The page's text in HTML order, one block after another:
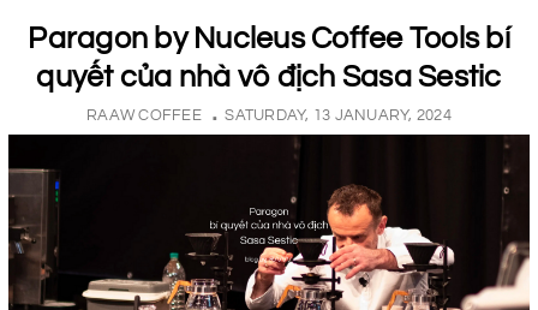
Paragon by Nucleus Coffee Tools bí
quyết của nhà vô địch Sasa Sestic
RAAW COFFEE SATURDAY, 13 JANUARY, 2024